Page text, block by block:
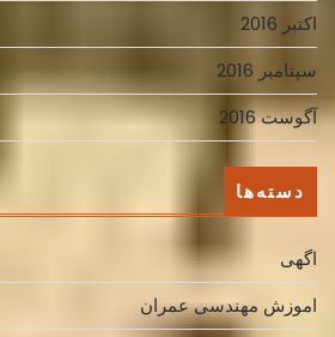
اکتبر 2016
سپتامبر 2016
آگوست 2016
دسته‌ها
اگهی
اموزش مهندسی عمران